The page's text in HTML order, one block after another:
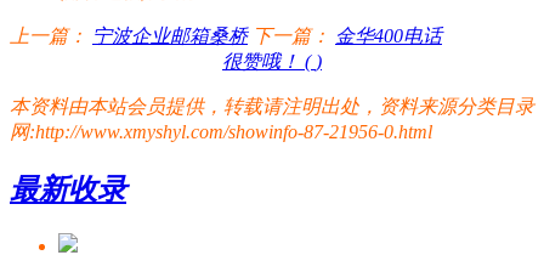
上一篇： 宁波企业邮箱桑桥 下一篇：
金华400电话
很赞哦！ ( )
本资料由本站会员提供，转载请注明出处，资料来源分类目录
网:http://www.xmyshyl.com/showinfo-87-21956-0.html
最新收录